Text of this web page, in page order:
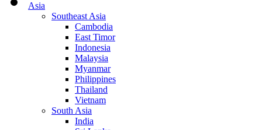
Asia
Southeast Asia
Cambodia
East Timor
Indonesia
Malaysia
Myanmar
Philippines
Thailand
Vietnam
South Asia
India